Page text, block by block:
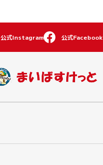
公式Instagram 公式Facebook